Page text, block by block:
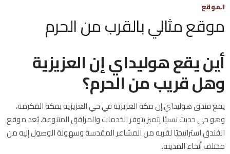
الموقع
موقع مثالي بالقرب من الحرم
أين يقع هوليداي إن العزيزية
وهل قريب من الحرم؟
يقع فندق هوليداي إن مكة العزيزية في حي العزيزية بمكة المكرمة،
وهو حي حديث نسبيًا يتميز بتوفر الخدمات والمرافق المتنوعة. يُعد موقع
الفندق استراتيجيًا لقربه من المشاعر المقدسة وسهولة الوصول إليه من
مختلف أنحاء المدينة.